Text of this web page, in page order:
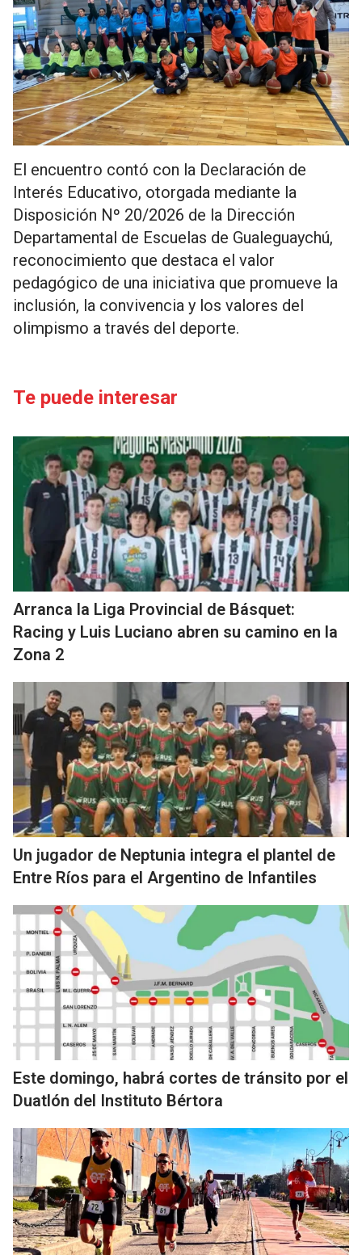
El encuentro contó con la Declaración de
Interés Educativo, otorgada mediante la
Disposición Nº 20/2026 de la Dirección
Departamental de Escuelas de Gualeguaychú,
reconocimiento que destaca el valor
pedagógico de una iniciativa que promueve la
inclusión, la convivencia y los valores del
olimpismo a través del deporte.
Te puede interesar
Arranca la Liga Provincial de Básquet:
Racing y Luis Luciano abren su camino en la
Zona 2
Un jugador de Neptunia integra el plantel de
Entre Ríos para el Argentino de Infantiles
Este domingo, habrá cortes de tránsito por el
Duatlón del Instituto Bértora